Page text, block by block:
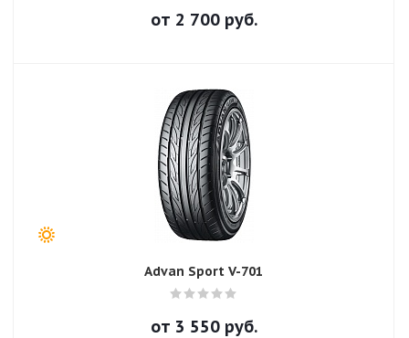
от 2 700руб.
Advan Sport V-701
от 3 550руб.